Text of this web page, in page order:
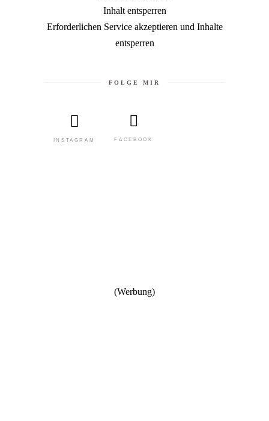
Inhalt entsperren
Erforderlichen Service akzeptieren und Inhalte
entsperren
FOLGE MIR
INSTAGRAM FACEBOOK